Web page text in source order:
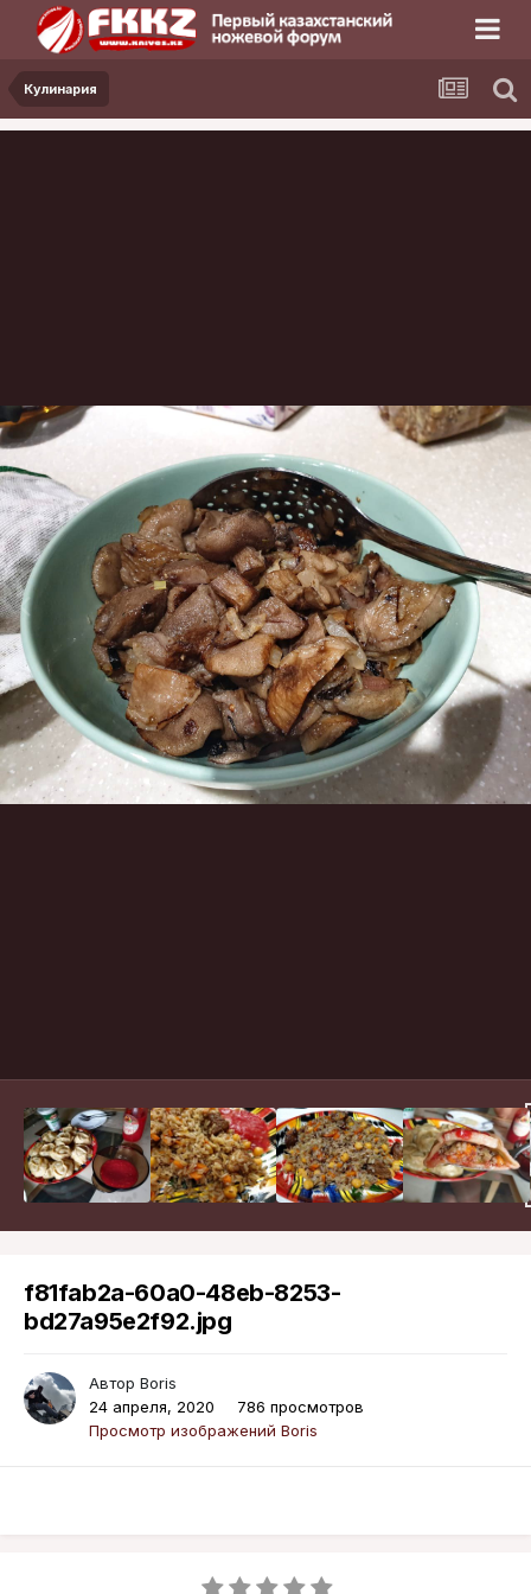
Кулинария
f81fab2a-60a0-48eb-8253-
bd27a95e2f92.jpg
Автор Boris
24 апреля, 2020
786 просмотров
Просмотр изображений Boris